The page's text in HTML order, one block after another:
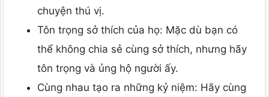
chuyện thú vị.
Tôn trọng sở thích của họ: Mặc dù bạn có
thể không chia sẻ cùng sở thích, nhưng hãy
tôn trọng và ủng hộ người ấy.
Cùng nhau tạo ra những kỷ niệm: Hãy cùng